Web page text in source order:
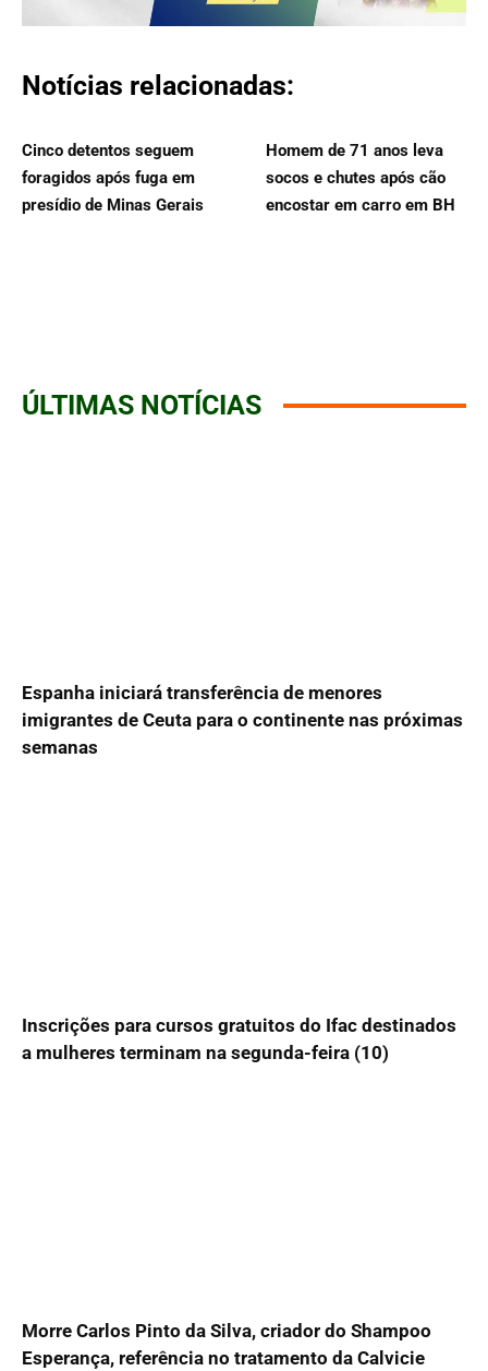
Notícias relacionadas:
Cinco detentos seguem
foragidos após fuga em
presídio de Minas Gerais
Homem de 71 anos leva
socos e chutes após cão
encostar em carro em BH
ÚLTIMAS NOTÍCIAS
Espanha iniciará transferência de menores
imigrantes de Ceuta para o continente nas próximas
semanas
Inscrições para cursos gratuitos do Ifac destinados
a mulheres terminam na segunda-feira (10)
Morre Carlos Pinto da Silva, criador do Shampoo
Esperança, referência no tratamento da Calvicie